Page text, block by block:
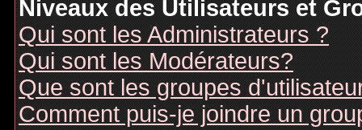
Niveaux des Utilisateurs et
Qui sont les Administrateurs ?
Qui sont les Modérateurs?
Que sont les groupes
Comment puis-je joindre un